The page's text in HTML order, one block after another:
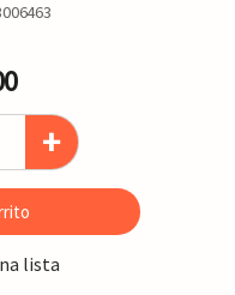
+
lista